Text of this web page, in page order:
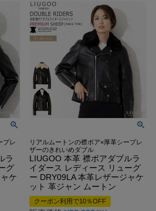
プレ
ラ
グ
ケ
リアルムートンの襟ボア×厚革シープレ
ザーのきれいめダブル
LIUGOO 本革 襟ボアダブルラ
イダース レディース リューグ
ー DRY09LA 本革レザージャケ
ット 革ジャン ムートン
クーポン利用で10％OFF